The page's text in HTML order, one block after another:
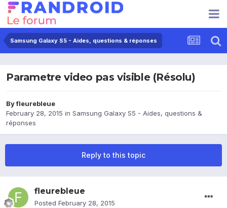
Samsung Galaxy S5 - Aides, questions & réponses
Parametre video pas visible (Résolu)
Byfleurebleue
February 28, 2015 in Samsung Galaxy S5 - Aides, questions &
réponses
Reply to this topic
fleurebleue
Posted February 28, 2015